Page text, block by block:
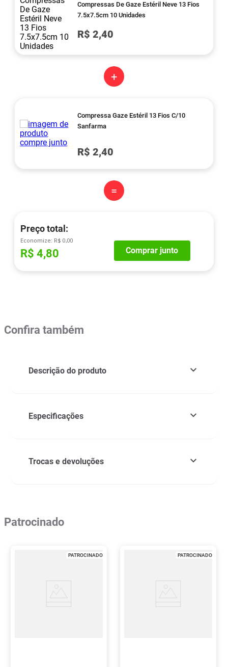
Compressas De Gaze Estéril Neve 13 Fios
7.5x7.5cm 10 Unidades
R$ 2,40
+
Compressa Gaze Estéril 13 Fios C/10
Sanfarma
R$ 2,40
=
Preço total:
Economize: R$ 0,00
R$ 4,80 Comprar junto
Confira também
Descrição do produto
Especificações
Trocas e devoluções
Patrocinado
PATROCINADO PATROCINADO